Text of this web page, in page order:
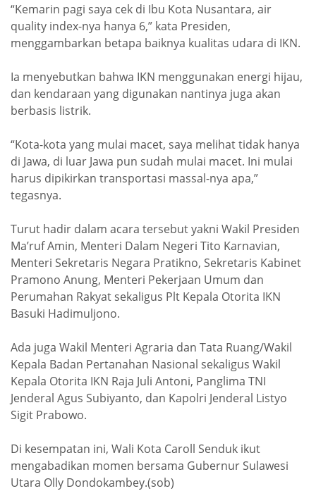
“Kemarin pagi saya cek di Ibu Kota Nusantara, air
quality index-nya hanya 6,” kata Presiden,
menggambarkan betapa baiknya kualitas udara di IKN.
Ia menyebutkan bahwa IKN menggunakan energi hijau,
dan kendaraan yang digunakan nantinya juga akan
berbasis listrik.
“Kota-kota yang mulai macet, saya melihat tidak hanya
di Jawa, di luar Jawa pun sudah mulai macet. Ini mulai
harus dipikirkan transportasi massal-nya apa,”
tegasnya.
Turut hadir dalam acara tersebut yakni Wakil Presiden
Ma’ruf Amin, Menteri Dalam Negeri Tito Karnavian,
Menteri Sekretaris Negara Pratikno, Sekretaris Kabinet
Pramono Anung, Menteri Pekerjaan Umum dan
Perumahan Rakyat sekaligus Plt Kepala Otorita IKN
Basuki Hadimuljono.
Ada juga Wakil Menteri Agraria dan Tata Ruang/Wakil
Kepala Badan Pertanahan Nasional sekaligus Wakil
Kepala Otorita IKN Raja Juli Antoni, Panglima TNI
Jenderal Agus Subiyanto, dan Kapolri Jenderal Listyo
Sigit Prabowo.
Di kesempatan ini, Wali Kota Caroll Senduk ikut
mengabadikan momen bersama Gubernur Sulawesi
Utara Olly Dondokambey.(sob)